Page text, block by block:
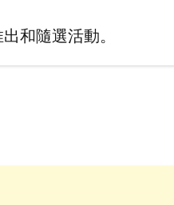
和隨選活動。